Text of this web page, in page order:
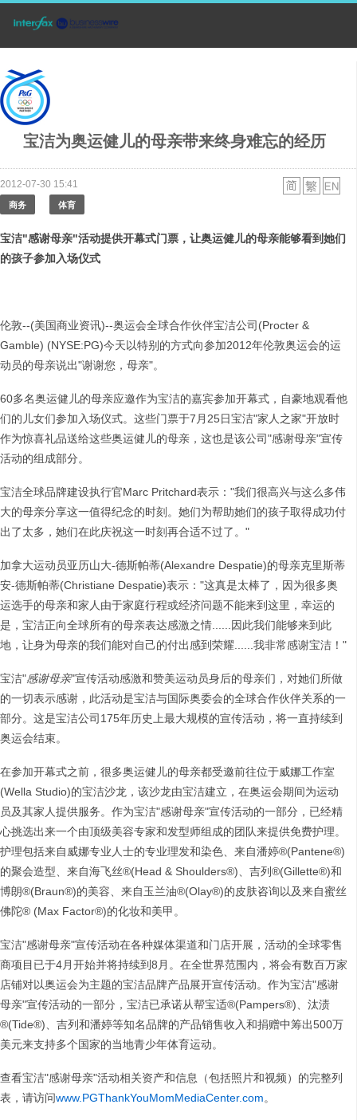
宝洁为奥运健儿的母亲带来终身难忘的经历
2012-07-30 15:41
商务 体育
宝洁"感谢母亲"活动提供开幕式门票，让奥运健儿的母亲能够看到她们
的孩子参加入场仪式
伦敦--(美国商业资讯)--奥运会全球合作伙伴宝洁公司(Procter &
Gamble) (NYSE:PG)今天以特别的方式向参加2012年伦敦奥运会的运
动员的母亲说出"谢谢您，母亲"。
60多名奥运健儿的母亲应邀作为宝洁的嘉宾参加开幕式，自豪地观看他
们的儿女们参加入场仪式。这些门票于7月25日宝洁"家人之家"开放时
作为惊喜礼品送给这些奥运健儿的母亲，这也是该公司"感谢母亲"宣传
活动的组成部分。
宝洁全球品牌建设执行官Marc Pritchard表示："我们很高兴与这么多伟
大的母亲分享这一值得纪念的时刻。她们为帮助她们的孩子取得成功付
出了太多，她们在此庆祝这一时刻再合适不过了。"
加拿大运动员亚历山大-德斯帕蒂(Alexandre Despatie)的母亲克里斯蒂
安-德斯帕蒂(Christiane Despatie)表示："这真是太棒了，因为很多奥
运选手的母亲和家人由于家庭行程或经济问题不能来到这里，幸运的
是，宝洁正向全球所有的母亲表达感激之情......因此我们能够来到此
地，让身为母亲的我们能对自己的付出感到荣耀......我非常感谢宝洁！"
宝洁"感谢母亲"宣传活动感激和赞美运动员身后的母亲们，对她们所做
的一切表示感谢，此活动是宝洁与国际奥委会的全球合作伙伴关系的一
部分。这是宝洁公司175年历史上最大规模的宣传活动，将一直持续到
奥运会结束。
在参加开幕式之前，很多奥运健儿的母亲都受邀前往位于威娜工作室
(Wella Studio)的宝洁沙龙，该沙龙由宝洁建立，在奥运会期间为运动
员及其家人提供服务。作为宝洁"感谢母亲"宣传活动的一部分，已经精
心挑选出来一个由顶级美容专家和发型师组成的团队来提供免费护理。
护理包括来自威娜专业人士的专业理发和染色、来自潘婷®(Pantene®)
的聚会造型、来自海飞丝®(Head & Shoulders®)、吉列®(Gillette®)和
博朗®(Braun®)的美容、来自玉兰油®(Olay®)的皮肤咨询以及来自蜜丝
佛陀® (Max Factor®)的化妆和美甲。
宝洁"感谢母亲"宣传活动在各种媒体渠道和门店开展，活动的全球零售
商项目已于4月开始并将持续到8月。在全世界范围内，将会有数百万家
店铺对以奥运会为主题的宝洁品牌产品展开宣传活动。作为宝洁"感谢
母亲"宣传活动的一部分，宝洁已承诺从帮宝适®(Pampers®)、汰渍
®(Tide®)、吉列和潘婷等知名品牌的产品销售收入和捐赠中筹出500万
美元来支持多个国家的当地青少年体育运动。
查看宝洁"感谢母亲"活动相关资产和信息（包括照片和视频）的完整列
表，请访问www.PGThankYouMomMediaCenter.com。